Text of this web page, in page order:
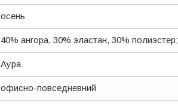
осень
40% ангора, 30% эластан, 30% полиэстер;
Аура
офисно-повседневний